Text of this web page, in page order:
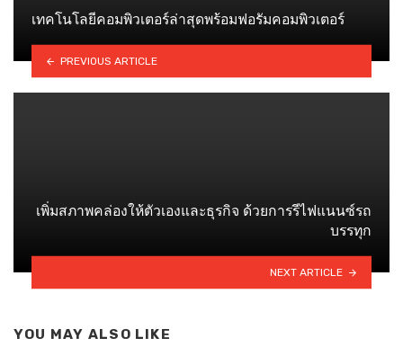
เทคโนโลยีคอมพิวเตอร์ล่าสุดพร้อมฟอรัมคอมพิวเตอร์
PREVIOUS ARTICLE
เพิ่มสภาพคล่องให้ตัวเองและธุรกิจ ด้วยการรีไฟแนนซ์รถ
บรรทุก
NEXT ARTICLE
YOU MAY ALSO LIKE